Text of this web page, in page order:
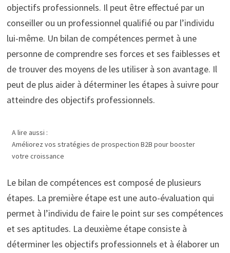
objectifs professionnels. Il peut être effectué par un
conseiller ou un professionnel qualifié ou par l’individu
lui-même. Un bilan de compétences permet à une
personne de comprendre ses forces et ses faiblesses et
de trouver des moyens de les utiliser à son avantage. Il
peut de plus aider à déterminer les étapes à suivre pour
atteindre des objectifs professionnels.
A lire aussi :
Améliorez vos stratégies de prospection B2B pour booster
votre croissance
Le bilan de compétences est composé de plusieurs
étapes. La première étape est une auto-évaluation qui
permet à l’individu de faire le point sur ses compétences
et ses aptitudes. La deuxième étape consiste à
déterminer les objectifs professionnels et à élaborer un